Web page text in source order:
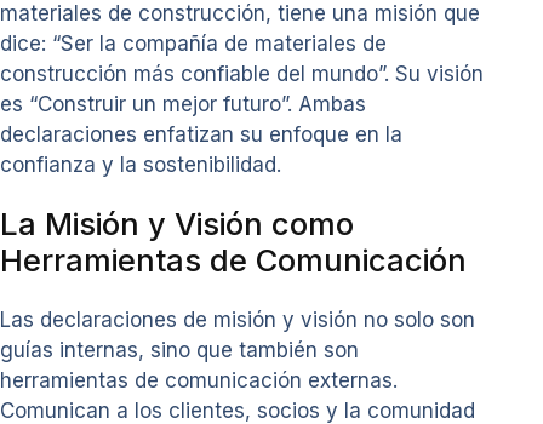
materiales de construcción, tiene una misión que
dice: “Ser la compañía de materiales de
construcción más confiable del mundo”. Su visión
es “Construir un mejor futuro”. Ambas
declaraciones enfatizan su enfoque en la
confianza y la sostenibilidad.
La Misión y Visión como
Herramientas de Comunicación
Las declaraciones de misión y visión no solo son
guías internas, sino que también son
herramientas de comunicación externas.
Comunican a los clientes, socios y la comunidad